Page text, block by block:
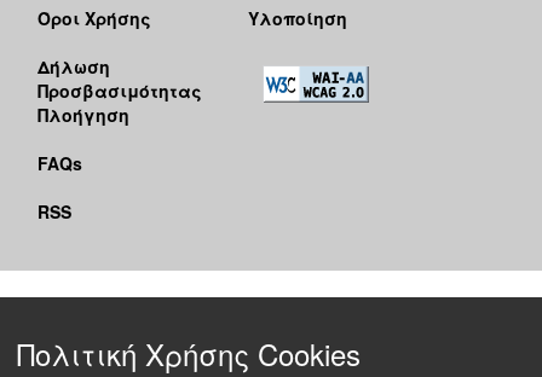
Όροι Χρήσης
Δήλωση
Προσβασιμότητας
Πλοήγηση
FAQs
RSS
Υλοποίηση
Πολιτική Χρήσης Cookies